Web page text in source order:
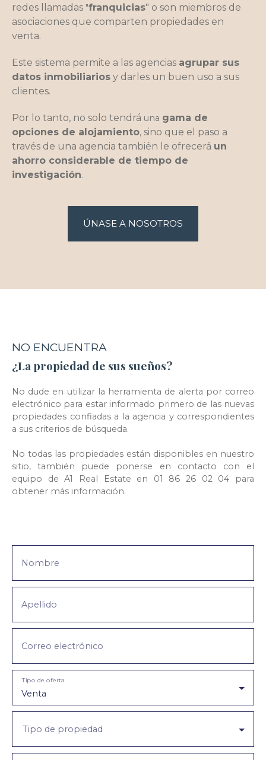
redes llamadas "franquicias" o son miembros de
asociaciones que comparten propiedades en
venta.
Este sistema permite a las agencias agrupar sus
datos inmobiliarios y darles un buen uso a sus
clientes.
Por lo tanto, no solo tendrá una gama de
opciones de alojamiento, sino que el paso a
través de una agencia también le ofrecerá un
ahorro considerable de tiempo de
investigación.
ÚNASE A NOSOTROS
NO ENCUENTRA
¿La propiedad de sus sueños?
No dude en utilizar la herramienta de alerta por correo
electrónico para estar informado primero de las nuevas
propiedades confiadas a la agencia y correspondientes
a sus criterios de búsqueda.
No todas las propiedades están disponibles en nuestro
sitio, también puede ponerse en contacto con el
equipo de A1 Real Estate en 01 86 26 02 04 para
obtener más información.
Nombre
Apellido
Correo electrónico
Venta
Tipo de oferta
Tipo de propiedad